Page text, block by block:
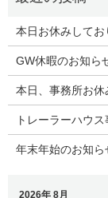
本日お休みしてお
GW休暇のお知ら
本日、事務所お休
トレーラーハウ
年末年始のお知ら
2026年 8月